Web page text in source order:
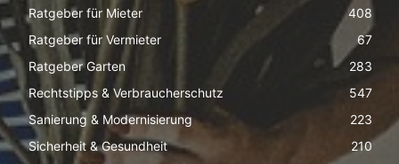
Ratgeber für Mieter
408
Ratgeber für Vermieter
67
Ratgeber Garten
283
Rechtstipps & Verbraucherschutz
547
Sanierung & Modernisierung
223
Sicherheit & Gesundheit
210